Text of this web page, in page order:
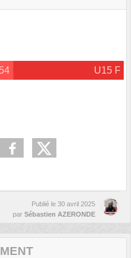
54 U15 F
Publié le 30 avril 2025
par Sébastien AZERONDE